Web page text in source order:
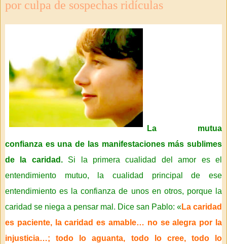
por culpa de sospechas ridículas
La mutua
confianza es una de las manifestaciones más sublimes
de la caridad.Si la primera cualidad del amor es el
entendimiento mutuo, la cualidad principal de ese
entendimiento es la confianza de unos en otros, porque la
caridad se niega a pensar mal. Dice san Pablo: «La caridad
es paciente, la caridad es amable… no se alegra por la
injusticia…; todo lo aguanta, todo lo cree, todo lo